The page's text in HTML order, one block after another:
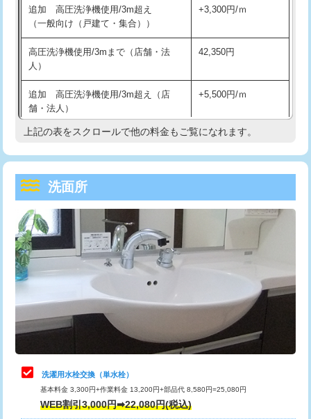
マス交換（深さ50㎝以上） 66,000円
コンクリート斫り（厚さ10㎝まで） 27,500円
コンクリート斫り（厚さ10㎝超え）
モルタル補修（厚さ10㎝まで）
モルタル補修（厚さ10㎝超え） 38,500円
洗面台設置 38,500円
追加人工
廃棄・処分 現場見積
※給水管工事は20mmまでの価格です。
持込商品取付（混合水栓） 16,500円
給水管工事※（ホール加工)
給水管工事※（バンド止め) 3,300円
給水管工事※（支持金具設置) 5,500円
給水管工事※（保温材使用（バンド止
め込み）)
5,500円
給水管工事※（土の掘削・埋め戻し作
業)
11,000円
給水管工事※（塩ビ管（VP・HI）使
用/3ｍまで)
33,000円
給水管工事※（塩ビ管（VP・HI）使
用（追加）/3ｍ超え)
給水管工事※（ライニング鋼管・銅
管・ポリ管・HT管使用/3ｍまで)
44,000円
給水管工事※（ライニング鋼管・銅
管・ポリ管・HT管使用/3ｍ超え)
排水管工事（土の掘削・埋め戻し作
追加 高圧洗浄機使用/3m超え
（一般向け（戸建て・集合））
+3,300円/ｍ
高圧洗浄機使用/3mまで（店舗・法
人）
42,350円
追加 高圧洗浄機使用/3m超え（店
舗・法人）
+5,500円/ｍ
高度高圧洗浄換 現地調査
トーラー機使用/3mまで
追加トーラー機使用/3m超え +3,300円
カメラ調査 33,000円
桝清掃
止水・漏水調査・防水処理・清掃・修
理・調整・分解・加工など（軽作業）
11,000円
止水・漏水調査・防水処理・清掃・修
理・調整・分解・加工など（中作業）
22,000円
止水・漏水調査・防水処理・清掃・修
理・調整・分解・加工など（重作業）
33,000円
上記の表をスクロールで他の料金もご覧になれます。
洗面所
洗濯用水栓交換（単水栓）
基本料金 3,300円+作業料金 13,200円+部品代 8,580円=25,080円
WEB割引3,000円➡22,080円(税込)